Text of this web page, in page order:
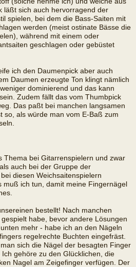
läßt sich auch hervorragend der
spielen, bei dem die Bass-Saiten mit
werden (meist ostinate Bässe die
während mit einem oder
geschlagen oder gebüstet
ich den Daumenpick aber auch
Daumen erzeugte Ton klingt nämlich
dominierend und das kann
Zudem fällt das vom Thumbpick
Das paßt bei manchen langsamen
so, als würde man vom E-Baß zum
Thema bei Gitarrenspielern und zwar
auch bei der Gruppe der
diesen Weichsaitenspielern
muß ich tun, damit meine Fingernägel
bestellt! Nach manchen
habe, bevor andere Lösungen
mehr - habe ich an den Nägeln
regelrechte Buchten eingefräst.
sich die Nägel der besagten Finger
gehöre zu den Glücklichen, die
Nagel am Zeigefinger verfügen. Der